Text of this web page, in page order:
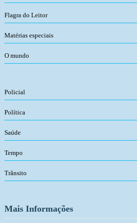
Flagra do Leitor
Matérias especiais
O mundo
Policial
Política
Saúde
Tempo
Trânsito
Mais Informações